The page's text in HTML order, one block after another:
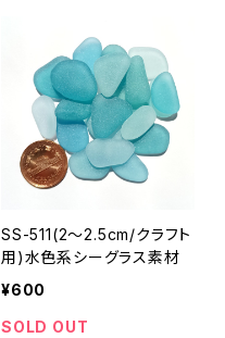
SS-511(2～2.5cm/クラフト
用)水色系シーグラス素材
¥600
SOLD OUT